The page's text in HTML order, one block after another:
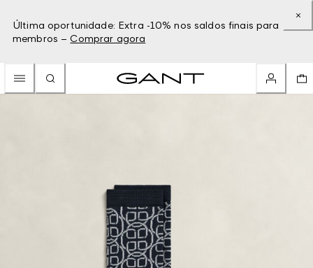
Última oportunidade: Extra -10% nos saldos finais para
membros – Comprar agora